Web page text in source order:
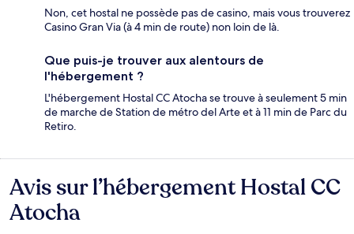
Non, cet hostal ne possède pas de casino, mais vous trouverez
Casino Gran Via (à 4 min de route) non loin de là.
Que puis-je trouver aux alentours de
l'hébergement ?
L'hébergement Hostal CC Atocha se trouve à seulement 5 min
de marche de Station de métro del Arte et à 11 min de Parc du
Retiro.
Avis
Avis sur l’hébergement Hostal CC
Atocha